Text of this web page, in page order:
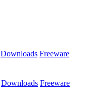
Downloads Freeware
Downloads Freeware